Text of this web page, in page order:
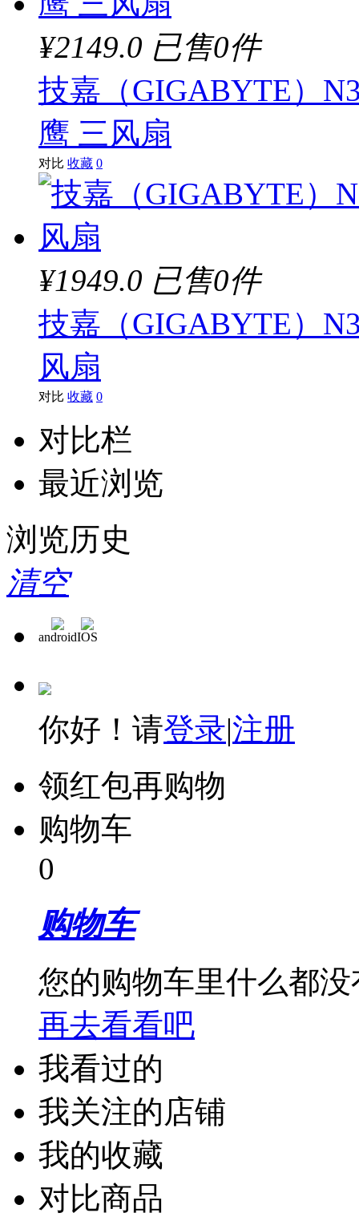
¥2149.0 已售0件
技嘉（GIGABYTE）
鹰 三风扇
对比 收藏 0
¥1949.0 已售0件
技嘉（GIGABYTE）
风扇
对比 收藏 0
对比栏
最近浏览
浏览历史
清空
androidIOS
你好！请登录|注册
领红包再购物
购物车
0
购物车
您的购物车里什么都没
再去看看吧
我看过的
我关注的店铺
我的收藏
对比商品